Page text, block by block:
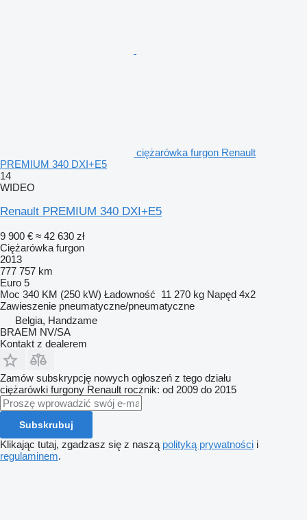
ciężarówka furgon Renault
PREMIUM 340 DXI+E5
14
WIDEO
Renault PREMIUM 340 DXI+E5
9 900 € ≈ 42 630 zł
Ciężarówka furgon
2013
777 757 km
Euro 5
Moc 340 KM (250 kW) Ładowność 11 270 kg Napęd 4x2
Zawieszenie pneumatyczne/pneumatyczne
Belgia, Handzame
BRAEM NV/SA
Kontakt z dealerem
Zamów subskrypcję nowych ogłoszeń z tego działu
ciężarówki furgony Renault rocznik: od 2009 do 2015
Subskrubuj
Klikając tutaj, zgadzasz się z naszą polityką prywatności i
regulaminem.